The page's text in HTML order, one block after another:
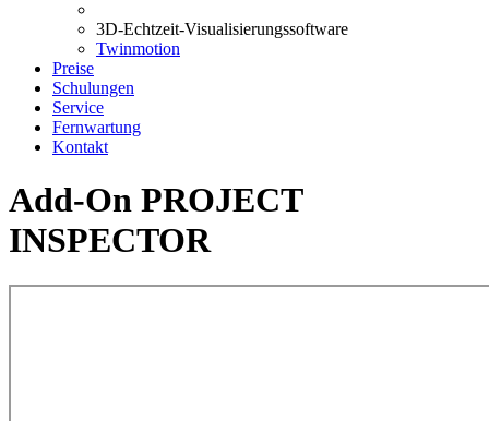
3D-Echtzeit-Visualisierungssoftware
Twinmotion
Preise
Schulungen
Service
Fernwartung
Kontakt
Add-On PROJECT
INSPECTOR